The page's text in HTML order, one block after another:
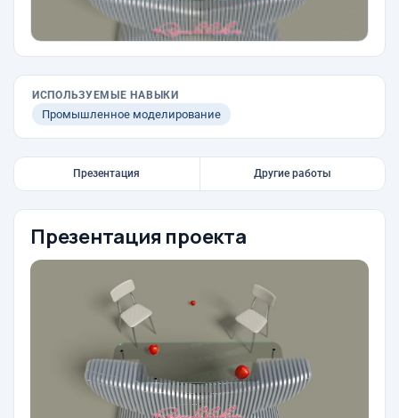
ИСПОЛЬЗУЕМЫЕ НАВЫКИ
Промышленное моделирование
Презентация Другие работы
Презентация проекта